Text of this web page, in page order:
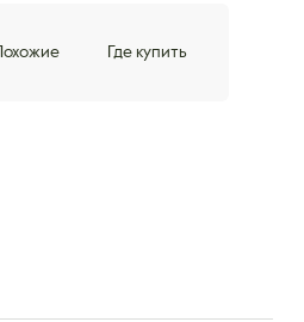
Похожие Где купить